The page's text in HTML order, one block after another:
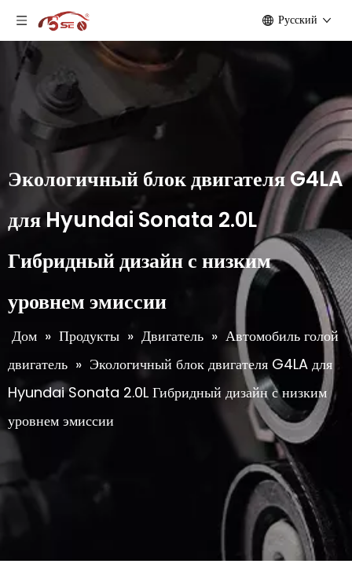
Pусский
Экологичный блок двигателя G4LA
для Hyundai Sonata 2.0L
Гибридный дизайн с низким
уровнем эмиссии
Дом » Продукты » Двигатель » Автомобиль голой
двигатель » Экологичный блок двигателя G4LA для
Hyundai Sonata 2.0L Гибридный дизайн с низким
уровнем эмиссии